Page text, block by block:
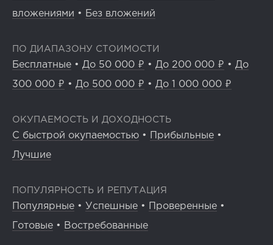
вложениями • Без вложений
ПО ДИАПАЗОНУ СТОИМОСТИ
Бесплатные • До 50 000 ₽ • До 200 000 ₽ • До
300 000 ₽ • До 500 000 ₽ • До 1 000 000 ₽
ОКУПАЕМОСТЬ И ДОХОДНОСТЬ
С быстрой окупаемостью • Прибыльные •
Лучшие
ПОПУЛЯРНОСТЬ И РЕПУТАЦИЯ
Популярные • Успешные • Проверенные •
Готовые • Востребованные